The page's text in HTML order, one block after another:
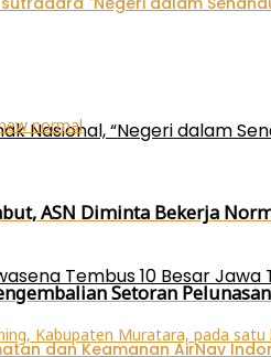
Nasional, “Negeri dalam
Tembus 10 Besar
normal
ASN Diminta Bekerja
Setoran